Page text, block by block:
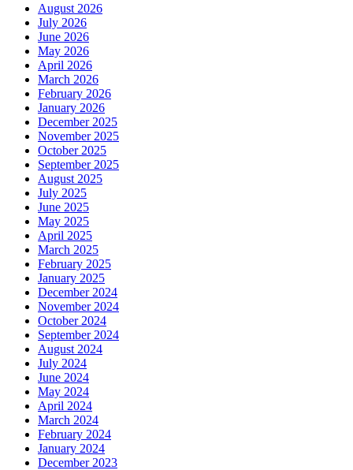
August 2026
July 2026
June 2026
May 2026
April 2026
March 2026
February 2026
January 2026
December 2025
November 2025
October 2025
September 2025
August 2025
July 2025
June 2025
May 2025
April 2025
March 2025
February 2025
January 2025
December 2024
November 2024
October 2024
September 2024
August 2024
July 2024
June 2024
May 2024
April 2024
March 2024
February 2024
January 2024
December 2023